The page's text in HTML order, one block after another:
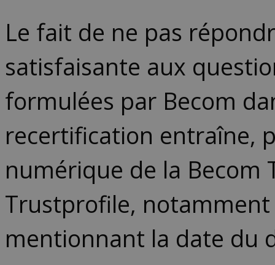
Le fait de ne pas
satisfaisante aux
formulées par Becom
recertification entraîne,
numérique de la Becom
Trustprofile,
mentionnant la date du